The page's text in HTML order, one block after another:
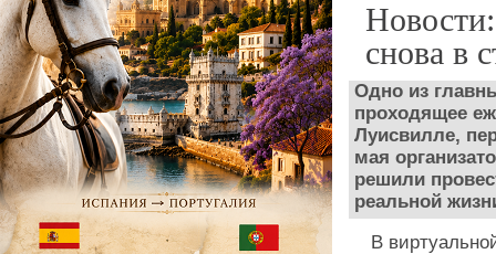
снова в
Одно из
проходящее
Луисвилле,
мая
решили
реальной
В